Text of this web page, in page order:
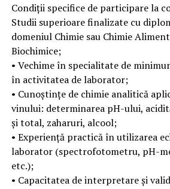
Condiţii specifice de participare la
Studii superioare finalizate cu
domeniul Chimie sau Chimie
Biochimice;
• Vechime în specialitate de
în activitatea de laborator;
• Cunoștințe de chimie analitică
vinului: determinarea pH-ului,
și total, zaharuri, alcool;
• Experiență practică în utilizarea
laborator (spectrofotometru, pH-
etc.);
• Capacitatea de interpretare și